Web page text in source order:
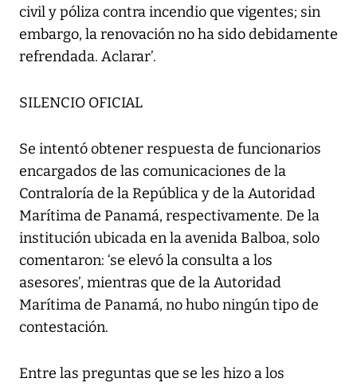
civil y póliza contra incendio que vigentes; sin
embargo, la renovación no ha sido debidamente
refrendada. Aclarar’.
SILENCIO OFICIAL
Se intentó obtener respuesta de funcionarios
encargados de las comunicaciones de la
Contraloría de la República y de la Autoridad
Marítima de Panamá, respectivamente. De la
institución ubicada en la avenida Balboa, solo
comentaron: ‘se elevó la consulta a los
asesores’, mientras que de la Autoridad
Marítima de Panamá, no hubo ningún tipo de
contestación.
Entre las preguntas que se les hizo a los